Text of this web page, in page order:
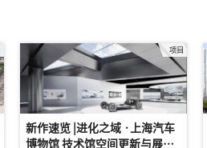
项目
新作速览 |进化之域 ·上海汽车
博物馆 技术馆空间更新与展陈